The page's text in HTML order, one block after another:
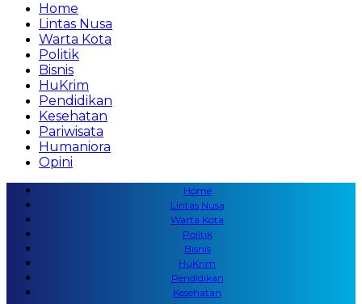
Home
Lintas Nusa
Warta Kota
Politik
Bisnis
HuKrim
Pendidikan
Kesehatan
Pariwisata
Humaniora
Opini
Home
Lintas Nusa
Warta Kota
Politik
Bisnis
HuKrim
Pendidikan
Kesehatan